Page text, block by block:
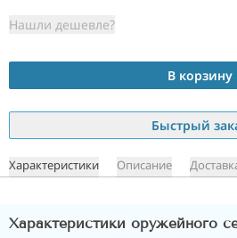
Нашли дешевле?
В корзину
Быстрый
Характеристики Описание
Характеристики оружейного